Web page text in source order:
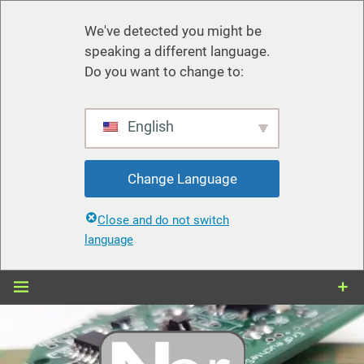
We've detected you might be
speaking a different language.
Do you want to change to:
English
Change Language
Close and do not switch
language
Zum